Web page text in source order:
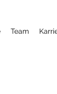
Team